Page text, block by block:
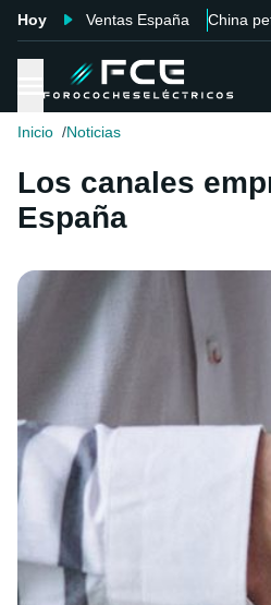
Hoy Ventas España China
Inicio Noticias
Los canales
España